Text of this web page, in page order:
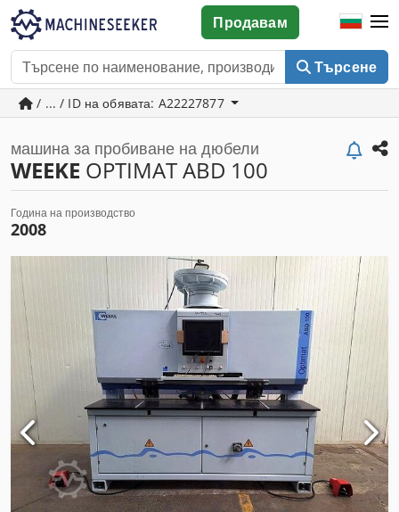
Търсене
Продавам
/ ... / ID на обявата: A22227877
машина за пробиване на дюбели
WEEKE OPTIMAT ABD 100
Година на производство
2008